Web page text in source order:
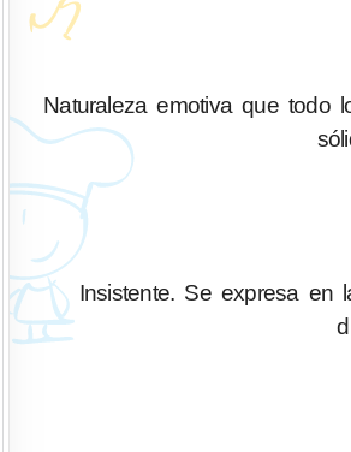
Naturaleza emotiva que todo
Insistente. Se expresa en